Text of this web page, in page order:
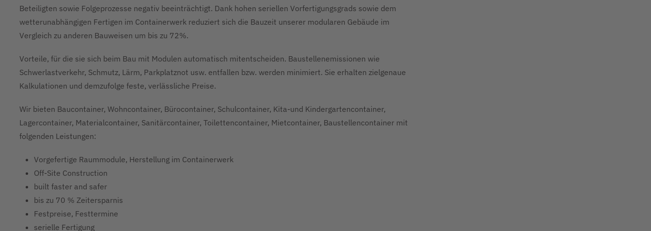
Beteiligten sowie Folgeprozesse negativ beeinträchtigt. Dank hohen seriellen Vorfertigungsgrads sowie dem
wetterunabhängigen Fertigen im Containerwerk reduziert sich die Bauzeit unserer modularen Gebäude im
Vergleich zu anderen Bauweisen um bis zu 72%.
Vorteile, für die sie sich beim Bau mit Modulen automatisch mitentscheiden. Baustellenemissionen wie
Schwerlastverkehr, Schmutz, Lärm, Parkplatznot usw. entfallen bzw. werden minimiert. Sie erhalten zielgenaue
Kalkulationen und demzufolge feste, verlässliche Preise.
Wir bieten Baucontainer, Wohncontainer, Bürocontainer, Schulcontainer, Kita-und Kindergartencontainer,
Lagercontainer, Materialcontainer, Sanitärcontainer, Toilettencontainer, Mietcontainer, Baustellencontainer mit
folgenden Leistungen:
Vorgefertige Raummodule, Herstellung im Containerwerk
Off-Site Construction
built faster and safer
bis zu 70 % Zeitersparnis
Festpreise, Festtermine
serielle Fertigung